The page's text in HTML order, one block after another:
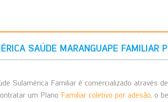
SAÚDE MARANGUAPE FAMILIAR
Sulamérica Familiar é comercializado através
um Plano Familiar coletivo por adesão, o